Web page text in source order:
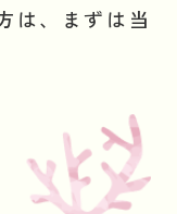
は、まずは当